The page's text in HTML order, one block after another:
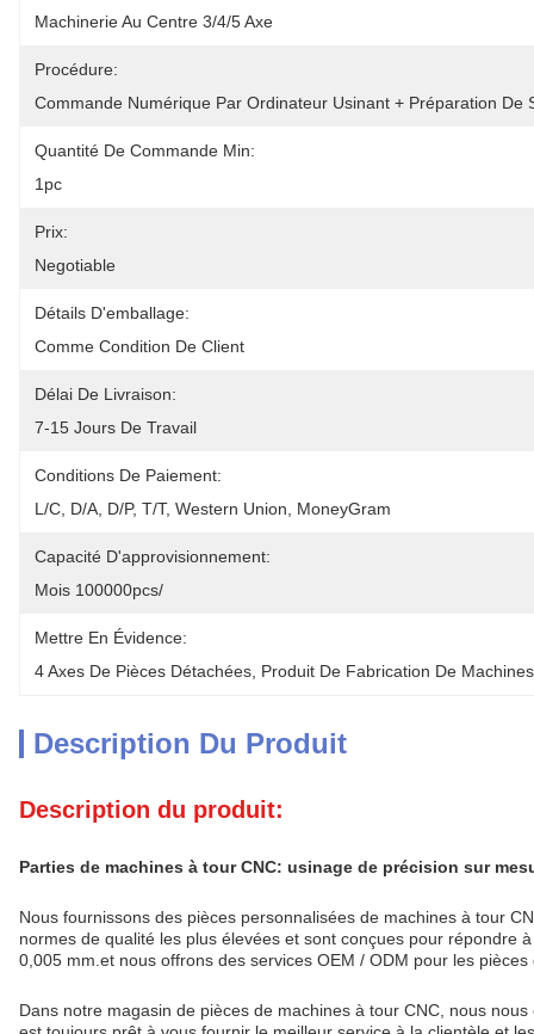
Machinerie Au Centre 3/4/5 Axe
Procédure:
Commande Numérique Par Ordinateur Usinant + Préparation De
Quantité De Commande Min:
1pc
Prix:
Negotiable
Détails D'emballage:
Comme Condition De Client
Délai De Livraison:
7-15 Jours De Travail
Conditions De Paiement:
L/C, D/A, D/P, T/T, Western Union, MoneyGram
Capacité D'approvisionnement:
Mois 100000pcs/
Mettre En Évidence:
4 Axes De Pièces Détachées Produit De Fabrication De
Description Du Produit
Description du produit:
Parties de machines à tour CNC: usinage de précision sur
Nous fournissons des pièces personnalisées de machines à tour
normes de qualité les plus élevées et sont conçues pour répondre
0,005 mm.et nous offrons des services OEM / ODM pour les
Dans notre magasin de pièces de machines à tour CNC, nous